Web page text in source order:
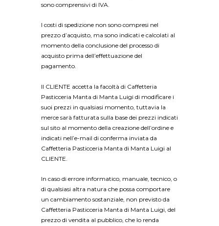
sono comprensivi di IVA.
I costi di spedizione non sono compresi nel
prezzo d’acquisto, ma sono indicati e calcolati al
momento della conclusione del processo di
acquisto prima dell’effettuazione del
pagamento.
Il CLIENTE accetta la facoltà di Caffetteria
Pasticceria Manta di Manta Luigi di modificare i
suoi prezzi in qualsiasi momento, tuttavia la
merce sarà fatturata sulla base dei prezzi indicati
sul sito al momento della creazione dell’ordine e
indicati nell’e-mail di conferma inviata da
Caffetteria Pasticceria Manta di Manta Luigi al
CLIENTE.
In caso di errore informatico, manuale, tecnico, o
di qualsiasi altra natura che possa comportare
un cambiamento sostanziale, non previsto da
Caffetteria Pasticceria Manta di Manta Luigi, del
prezzo di vendita al pubblico, che lo renda